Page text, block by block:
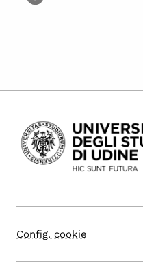
Config. cookie